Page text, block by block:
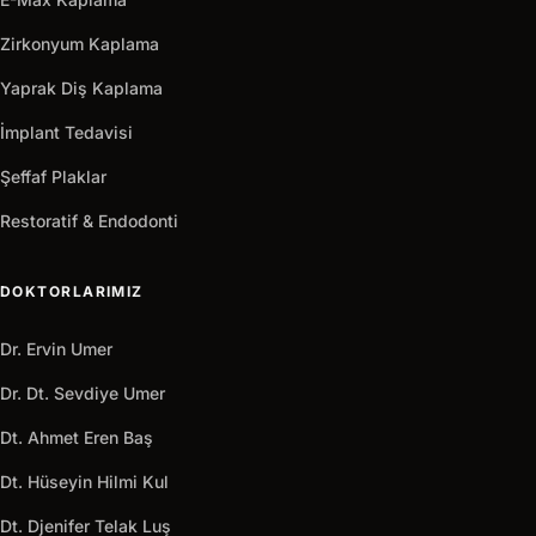
Zirkonyum Kaplama
Yaprak Diş Kaplama
İmplant Tedavisi
Şeffaf Plaklar
Restoratif & Endodonti
DOKTORLARIMIZ
Dr. Ervin Umer
Dr. Dt. Sevdiye Umer
Dt. Ahmet Eren Baş
Dt. Hüseyin Hilmi Kul
Dt. Djenifer Telak Luş